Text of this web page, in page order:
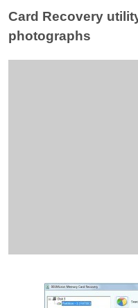
Card Recovery
photographs